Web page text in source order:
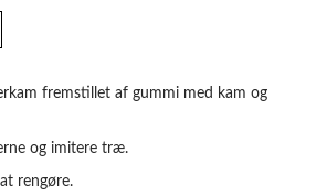
fremstillet af gummi med kam og
og imitere træ.
rengøre.